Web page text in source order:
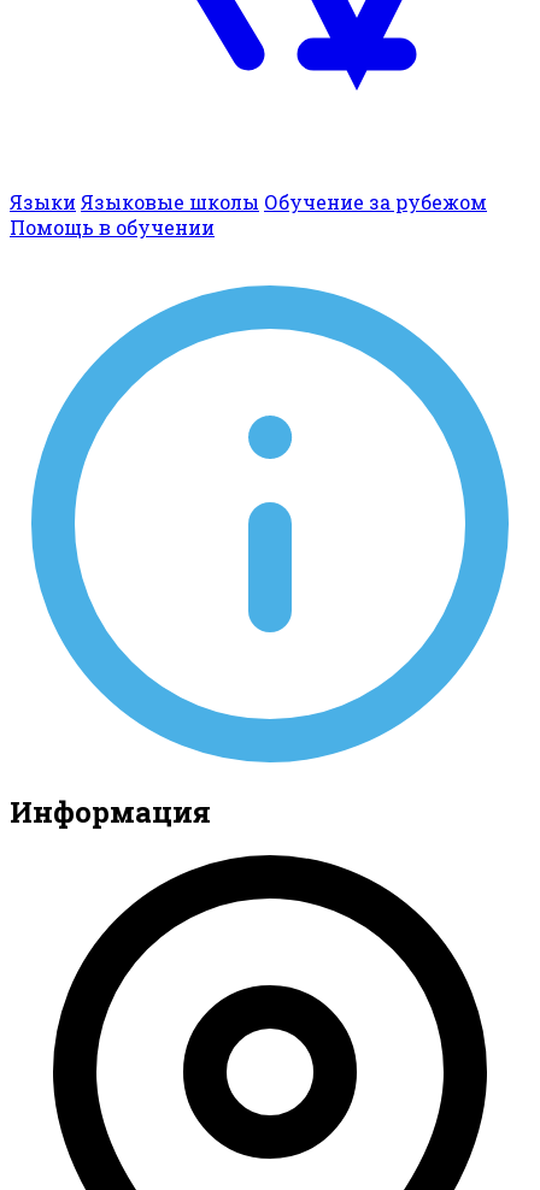
Языки Языковые школы Обучение за рубежом
Помощь в обучении
Информация